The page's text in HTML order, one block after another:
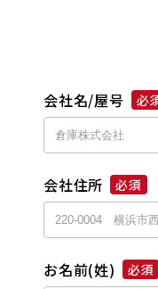
会社名/屋号 必
会社住所 必須
お名前(姓) 必須